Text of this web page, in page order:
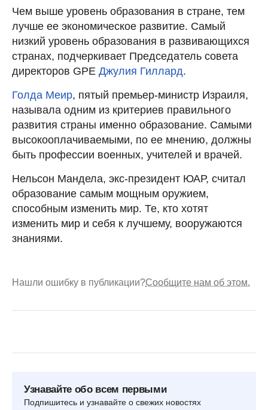
Чем выше уровень образования в стране, тем
лучше ее экономическое развитие. Самый
низкий уровень образования в развивающихся
странах, подчеркивает Председатель совета
директоров GPE Джулия Гиллард.
Голда Меир, пятый премьер-министр Израиля,
называла одним из критериев правильного
развития страны именно образование. Самыми
высокооплачиваемыми, по ее мнению, должны
быть профессии военных, учителей и врачей.
Нельсон Мандела, экс-президент ЮАР, считал
образование самым мощным оружием,
способным изменить мир. Те, кто хотят
изменить мир и себя к лучшему, вооружаются
знаниями.
Нашли ошибку в публикации?Сообщите нам об этом.
Узнавайте обо всем первыми
Подпишитесь и узнавайте о свежих новостях